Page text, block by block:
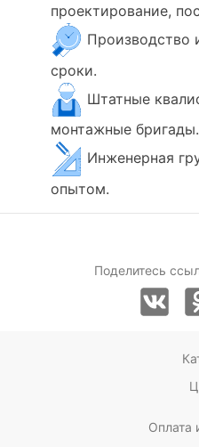
проектирование,
Производство
сроки.
Штатные
монтажные бригады.
Инженерная
опытом.
Поделитесь
Оплата